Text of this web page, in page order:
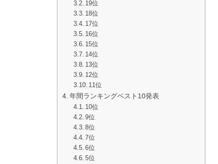
19位
18位
17位
16位
15位
14位
13位
12位
11位
年間ランキングベスト10発表
10位
9位
8位
7位
6位
5位